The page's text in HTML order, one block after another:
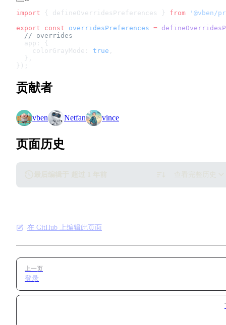
import { defineOverridesPreferences } from '@vben/
export const overridesPreferences =
  // overrides
  app: {
    colorGrayMode:
true ,
  },
});
贡献者
vben Netfan vince
页面历史
在 GitHub 上编辑此页面
Pager
上一页
登录